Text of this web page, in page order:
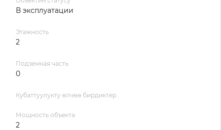
В эксплуатации
Этажность
2
Подземная часть
0
Кубаттуулукту өлчөө бирдиктер
Мощность объекта
2